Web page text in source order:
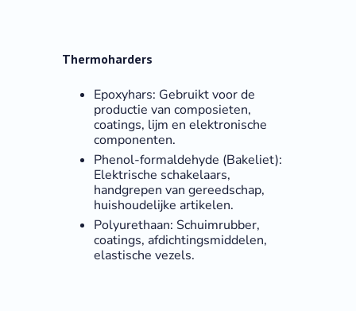
Thermoharders
Epoxyhars: Gebruikt voor de
productie van composieten,
coatings, lijm en elektronische
componenten.
Phenol-formaldehyde (Bakeliet):
Elektrische schakelaars,
handgrepen van gereedschap,
huishoudelijke artikelen.
Polyurethaan: Schuimrubber,
coatings, afdichtingsmiddelen,
elastische vezels.